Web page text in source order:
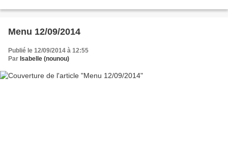
Menu 12/09/2014
Publié le 12/09/2014 à 12:55
Par Isabelle (nounou)